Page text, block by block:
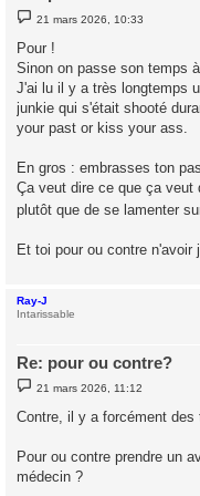
M
e
s
a
g
e
21 mars 2026, 10:33
Pour !
Sinon on passe son temps
J'ai lu il y a très longtemps
junkie qui s'était shooté
your past or kiss your ass.
En gros : embrasses ton
Ça veut dire ce que ça veut
plutôt que de se lamenter
Et toi pour ou contre n'avoir
Ray-J
Intarissable
Re: pour ou contre?
M
e
s
e
21 mars 2026, 11:12
Contre, il y a forcément des
Pour ou contre prendre un
médecin ?